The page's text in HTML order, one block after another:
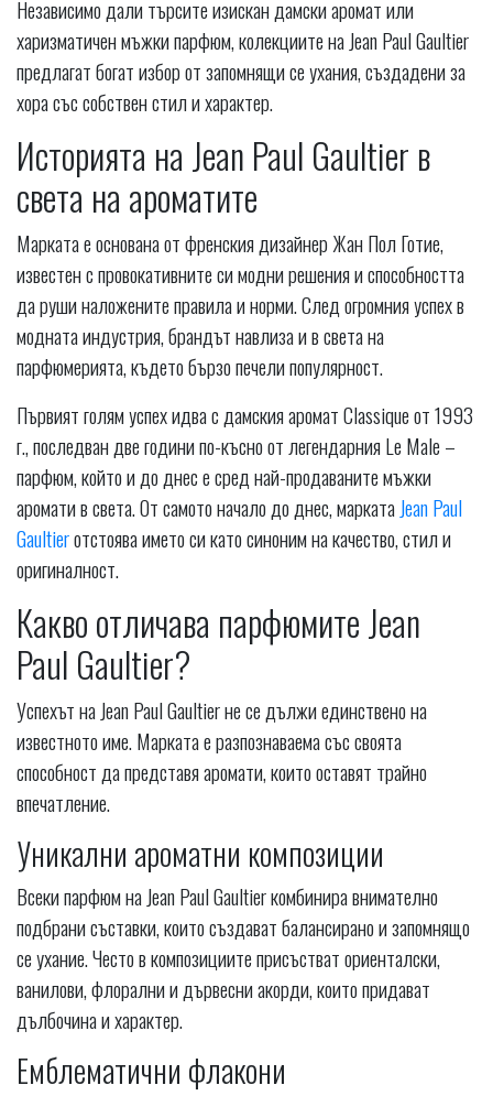
Независимо дали търсите изискан дамски аромат или
харизматичен мъжки парфюм, колекциите на Jean Paul Gaultier
предлагат богат избор от запомнящи се ухания, създадени за
хора със собствен стил и характер.
Историята на Jean Paul Gaultier в
света на ароматите
Марката е основана от френския дизайнер Жан Пол Готие,
известен с провокативните си модни решения и способността
да руши наложените правила и норми. След огромния успех в
модната индустрия, брандът навлиза и в света на
парфюмерията, където бързо печели популярност.
Първият голям успех идва с дамския аромат Classique от 1993
г., последван две години по-късно от легендарния Le Male –
парфюм, който и до днес е сред най-продаваните мъжки
аромати в света. От самото начало до днес, марката Jean Paul
Gaultierотстоява името си като синоним на качество, стил и
оригиналност.
Какво отличава парфюмите Jean
Paul Gaultier?
Успехът на Jean Paul Gaultier не се дължи единствено на
известното име. Марката е разпознаваема със своята
способност да представя аромати, които оставят трайно
впечатление.
Уникални ароматни композиции
Всеки парфюм на Jean Paul Gaultier комбинира внимателно
подбрани съставки, които създават балансирано и запомнящо
се ухание. Често в композициите присъстват ориенталски,
ванилови, флорални и дървесни акорди, които придават
дълбочина и характер.
Емблематични флакони